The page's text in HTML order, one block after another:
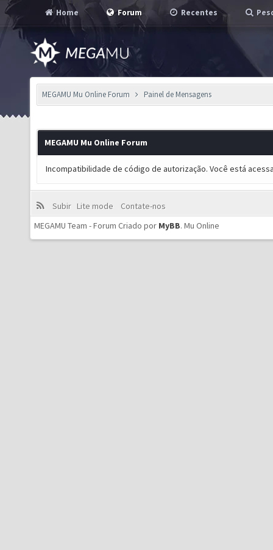
Home Forum Recentes
MEGAMU Mu Online Forum Painel de Mensagens
MEGAMU Mu Online Forum
Incompatibilidade de código de autorização. Você está
Subir Lite mode
Contate-nos
MEGAMU Team - Forum Criado por MyBB. Mu Online